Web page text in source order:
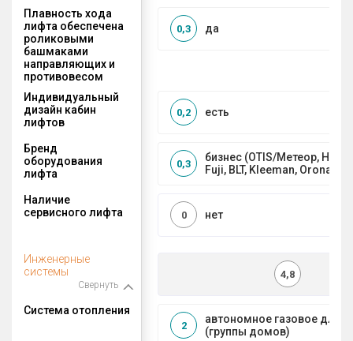
Плавность хода
лифта обеспечена
роликовыми
башмаками
направляющих и
противовесом
да
0,3
Индивидуальный
дизайн кабин
лифтов
есть
0,2
Бренд
оборудования
лифта
бизнес (OTIS/Метеор,
Fuji, BLT, Kleeman, Orona)
0,3
Наличие
сервисного лифта
нет
0
Инженерные
системы
Свернуть
4,8
Система отопления
автономное газовое для
(группы домов)
2